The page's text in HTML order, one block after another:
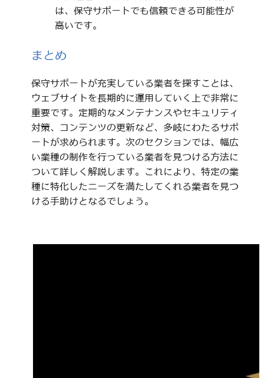
は、保守サポートでも信頼できる可能性が
高いです。
まとめ
保守サポートが充実している業者を探すことは、
ウェブサイトを長期的に運用していく上で非常に
重要です。定期的なメンテナンスやセキュリティ
対策、コンテンツの更新など、多岐にわたるサポ
ートが求められます。次のセクションでは、幅広
い業種の制作を行っている業者を見つける方法に
ついて詳しく解説します。これにより、特定の業
種に特化したニーズを満たしてくれる業者を見つ
ける手助けとなるでしょう。